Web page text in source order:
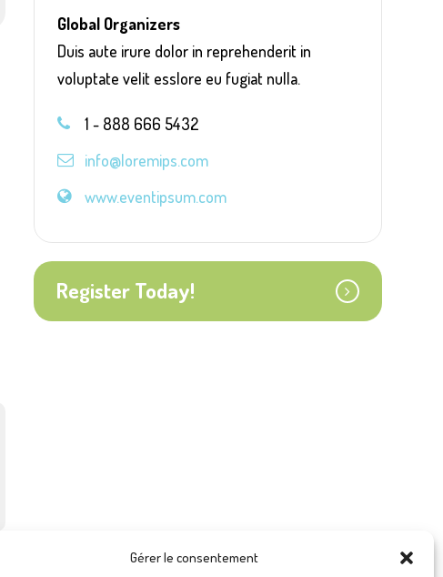
Gérer le consentement
Global Organizers
Duis aute irure dolor in reprehenderit in
voluptate velit esslore eu fugiat nulla.
1 - 888 666 5432
info@loremips.com
www.eventipsum.com
Register Today!